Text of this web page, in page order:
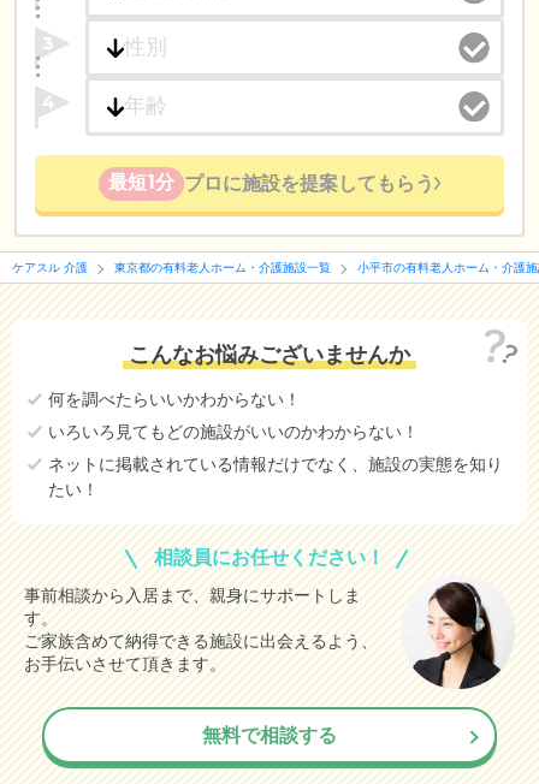
3
4
最短1分 プロに施設を提案してもらう
ケアスル 介護 東京都の有料老人ホーム・介護施設一覧 小平市の有料老人ホーム・介護
こんなお悩みございませんか
何を調べたらいいかわからない！
いろいろ見てもどの施設がいいのかわからない！
ネットに掲載されている情報だけでなく、施設の実態を知り
たい！
相談員にお任せください！
事前相談から入居まで、親身にサポートしま
す。
ご家族含めて納得できる施設に出会えるよう、
お手伝いさせて頂きます。
無料で相談する